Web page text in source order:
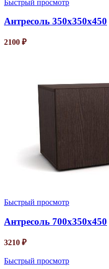
Быстрый просмотр
Антресоль 350х350х450
2100 ₽
Быстрый просмотр
Антресоль 700х350х450
3210 ₽
Быстрый просмотр